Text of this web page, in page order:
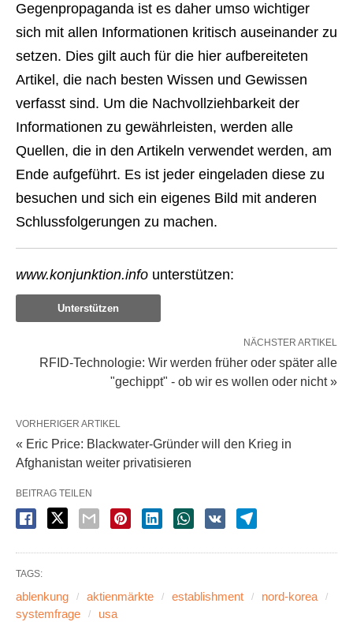
Gegenpropaganda ist es daher umso wichtiger
sich mit allen Informationen kritisch auseinander zu
setzen. Dies gilt auch für die hier aufbereiteten
Artikel, die nach besten Wissen und Gewissen
verfasst sind. Um die Nachvollziehbarkeit der
Informationen zu gewährleisten, werden alle
Quellen, die in den Artikeln verwendet werden, am
Ende aufgeführt. Es ist jeder eingeladen diese zu
besuchen und sich ein eigenes Bild mit anderen
Schlussfolgerungen zu machen.
www.konjunktion.info unterstützen:
Unterstützen
NÄCHSTER ARTIKEL
RFID-Technologie: Wir werden früher oder später alle
"gechippt" - ob wir es wollen oder nicht »
VORHERIGER ARTIKEL
« Eric Price: Blackwater-Gründer will den Krieg in
Afghanistan weiter privatisieren
BEITRAG TEILEN
TAGS:
ablenkung aktienmärkte establishment
nord-korea
systemfrage
usa